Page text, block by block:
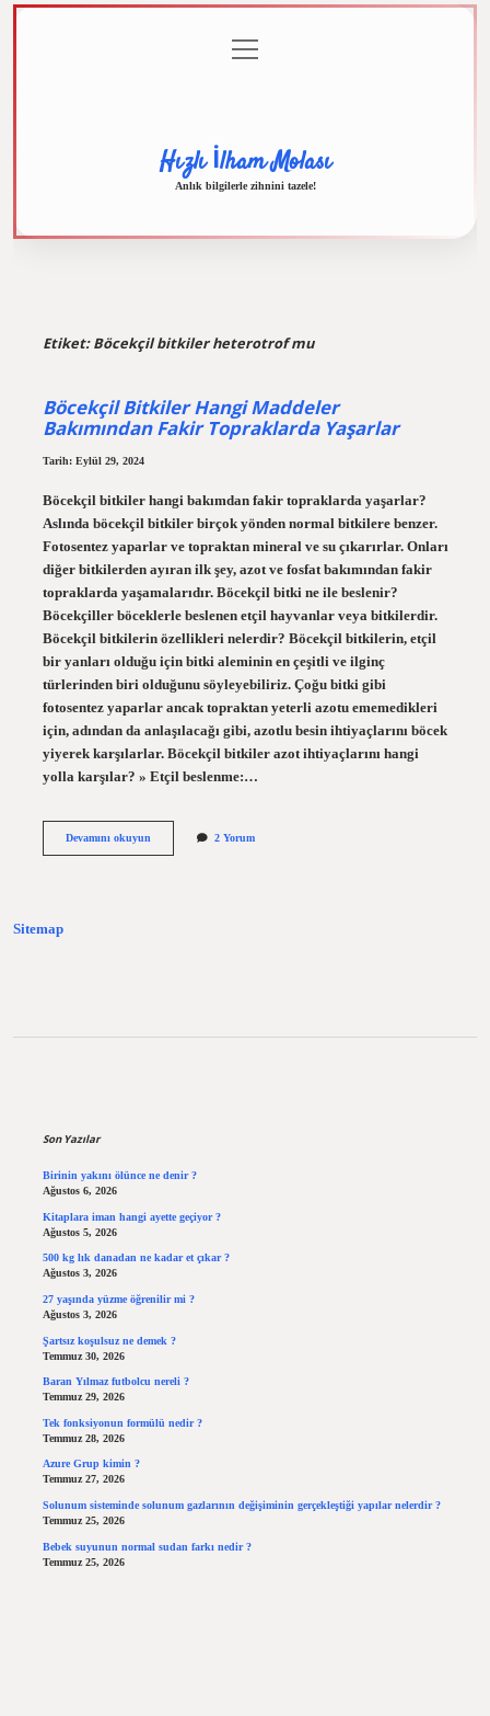
menüyü
aç
Hızlı İlham Molası
Anlık bilgilerle zihnini tazele!
Etiket:Böcekçil bitkiler heterotrof mu
Böcekçil Bitkiler Hangi Maddeler
Bakımından Fakir Topraklarda Yaşarlar
Tarih: Eylül 29, 2024
Böcekçil bitkiler hangi bakımdan fakir topraklarda yaşarlar?
Aslında böcekçil bitkiler birçok yönden normal bitkilere benzer.
Fotosentez yaparlar ve topraktan mineral ve su çıkarırlar. Onları
diğer bitkilerden ayıran ilk şey, azot ve fosfat bakımından fakir
topraklarda yaşamalarıdır. Böcekçil bitki ne ile beslenir?
Böcekçiller böceklerle beslenen etçil hayvanlar veya bitkilerdir.
Böcekçil bitkilerin özellikleri nelerdir? Böcekçil bitkilerin, etçil
bir yanları olduğu için bitki aleminin en çeşitli ve ilginç
türlerinden biri olduğunu söyleyebiliriz. Çoğu bitki gibi
fotosentez yaparlar ancak topraktan yeterli azotu ememedikleri
için, adından da anlaşılacağı gibi, azotlu besin ihtiyaçlarını böcek
yiyerek karşılarlar. Böcekçil bitkiler azot ihtiyaçlarını hangi
yolla karşılar? » Etçil beslenme:…
Devamını okuyunBöcekçil
2 Yorum
Sitemap
Son Yazılar
Birinin yakını ölünce ne denir ?
Ağustos 6, 2026
Kitaplara iman hangi ayette geçiyor ?
Ağustos 5, 2026
500 kg lık danadan ne kadar et çıkar ?
Ağustos 3, 2026
27 yaşında yüzme öğrenilir mi ?
Ağustos 3, 2026
Şartsız koşulsuz ne demek ?
Temmuz 30, 2026
Baran Yılmaz futbolcu nereli ?
Temmuz 29, 2026
Tek fonksiyonun formülü nedir ?
Temmuz 28, 2026
Azure Grup kimin ?
Temmuz 27, 2026
Solunum sisteminde solunum gazlarının değişiminin gerçekleştiği yapılar nelerdir ?
Temmuz 25, 2026
Bebek suyunun normal sudan farkı nedir ?
Temmuz 25, 2026